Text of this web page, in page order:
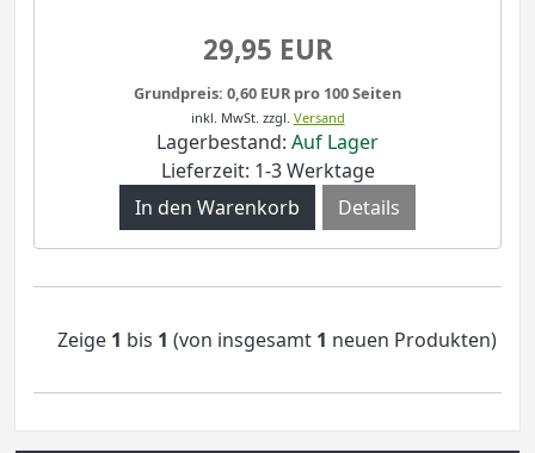
29,95 EUR
Grundpreis: 0,60 EUR pro 100 Seiten
inkl. MwSt. zzgl. Versand
Lagerbestand: Auf Lager
Lieferzeit: 1-3 Werktage
Details
Zeige 1 bis 1 (von insgesamt 1 neuen Produkten)